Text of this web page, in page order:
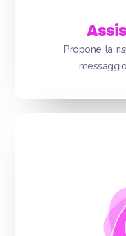
Propone la